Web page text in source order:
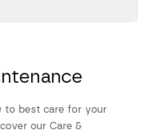
to best care for your
our Care &